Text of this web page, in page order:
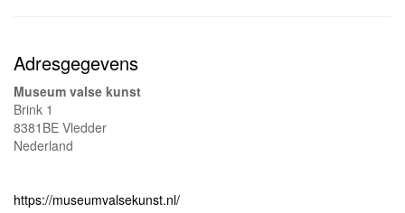
Adresgegevens
Museum valse kunst
Brink 1
8381BE Vledder
Nederland
https://museumvalsekunst.nl/